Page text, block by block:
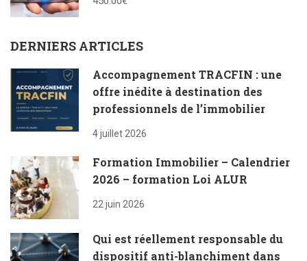
DERNIERS ARTICLES
Accompagnement TRACFIN : une
offre inédite à destination des
professionnels de l’immobilier
4 juillet 2026
Formation Immobilier – Calendrier
2026 – formation Loi ALUR
22 juin 2026
Qui est réellement responsable du
dispositif anti-blanchiment dans